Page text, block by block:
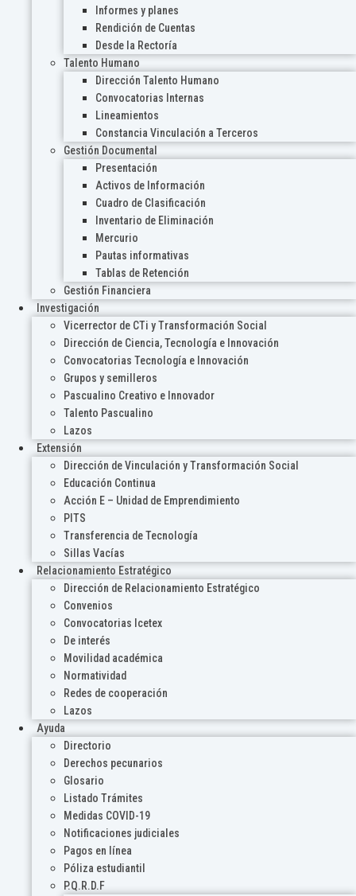
Informes y planes
Rendición de Cuentas
Desde la Rectoría
Talento Humano
Dirección Talento Humano
Convocatorias Internas
Lineamientos
Constancia Vinculación a Terceros
Gestión Documental
Presentación
Activos de Información
Cuadro de Clasificación
Inventario de Eliminación
Mercurio
Pautas informativas
Tablas de Retención
Gestión Financiera
Investigación
Vicerrector de CTi y Transformación Social
Dirección de Ciencia, Tecnología e Innovación
Convocatorias Tecnología e Innovación
Grupos y semilleros
Pascualino Creativo e Innovador
Talento Pascualino
Lazos
Extensión
Dirección de Vinculación y Transformación Social
Educación Continua
Acción E – Unidad de Emprendimiento
PITS
Transferencia de Tecnología
Sillas Vacías
Relacionamiento Estratégico
Dirección de Relacionamiento Estratégico
Convenios
Convocatorias Icetex
De interés
Movilidad académica
Normatividad
Redes de cooperación
Lazos
Ayuda
Directorio
Derechos pecunarios
Glosario
Listado Trámites
Medidas COVID-19
Notificaciones judiciales
Pagos en línea
Póliza estudiantil
P.Q.R.D.F